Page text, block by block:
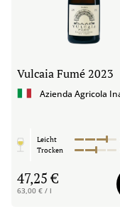
Vulcaia Fumé2023
Leicht
Trocken
47,25 €
63,00 € / l